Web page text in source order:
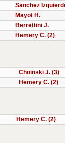
Sanchez
Mayot H.
Berrettini J.
Hemery C. (2)
Choinski J. (3)
Hemery C. (2)
Hemery C. (2)